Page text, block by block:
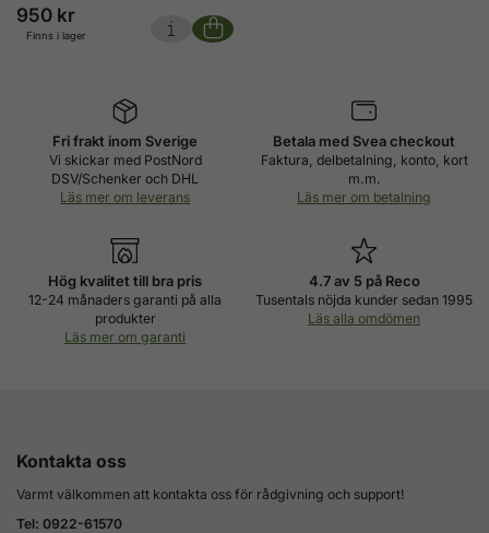
950 kr
Finns i lager
Fri frakt inom Sverige
Vi skickar med PostNord
DSV/Schenker och DHL
Läs mer om leverans
Betala med Svea checkout
Faktura, delbetalning, konto, kort
m.m.
Läs mer om betalning
Hög kvalitet till bra pris
12-24 månaders garanti på alla
produkter
Läs mer om garanti
4.7 av 5 på Reco
Tusentals nöjda kunder sedan 1995
Läs alla omdömen
Kontakta oss
Varmt välkommen att kontakta oss för rådgivning och support!
Tel: 0922-61570